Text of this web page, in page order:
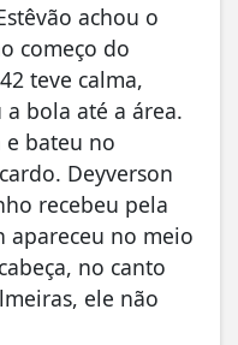
achou o
começo do
teve calma,
bola até a área.
e bateu no
Deyverson
recebeu pela
apareceu no meio
no canto
ele não